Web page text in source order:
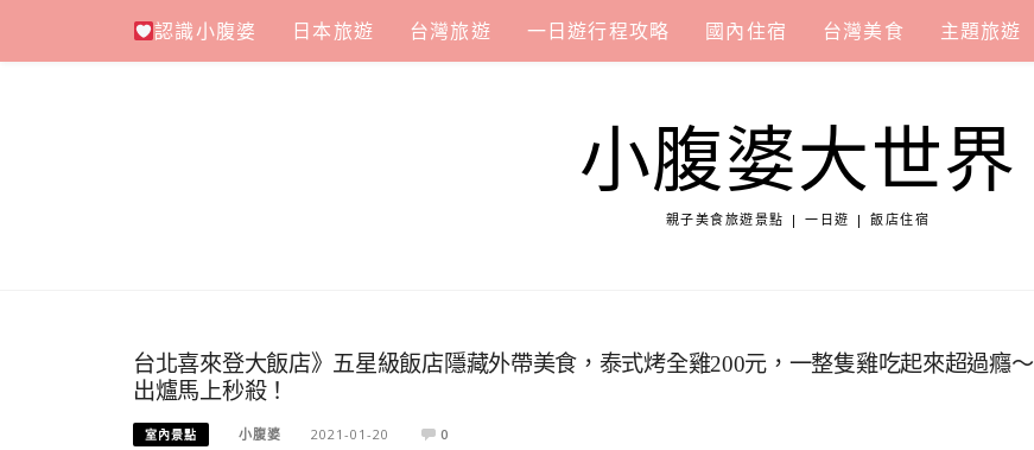
content
認識小腹婆 日本旅遊 台灣旅遊 一日遊行程攻略 國內住宿 台灣美食 主題旅遊
小腹婆大世界
親子美食旅遊景點 | 一日遊 | 飯店住宿
台北喜來登大飯店》五星級飯店隱藏外帶美食，泰式烤全雞200元，一整隻雞吃起來超過癮～
出爐馬上秒殺！
室內景點 小腹婆 2021-01-20 0